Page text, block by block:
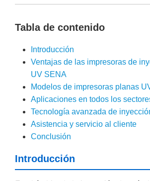
Tabla de contenido
Introducción
Ventajas de las impresoras de
UV SENA
Modelos de impresoras planas
Aplicaciones en todos los
Tecnología avanzada de
Asistencia y servicio al cliente
Conclusión
Introducción